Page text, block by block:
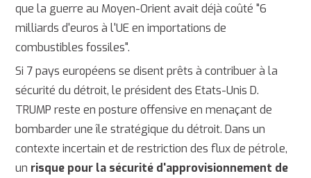
que la guerre au Moyen-Orient avait déjà coûté "6
milliards d'euros à l'UE en importations de
combustibles fossiles".
Si 7 pays européens se disent prêts à contribuer à la
sécurité du détroit, le président des Etats-Unis D.
TRUMP reste en posture offensive en menaçant de
bombarder une île stratégique du détroit. Dans un
contexte incertain et de restriction des flux de pétrole,
un risque pour la sécurité d'approvisionnement de